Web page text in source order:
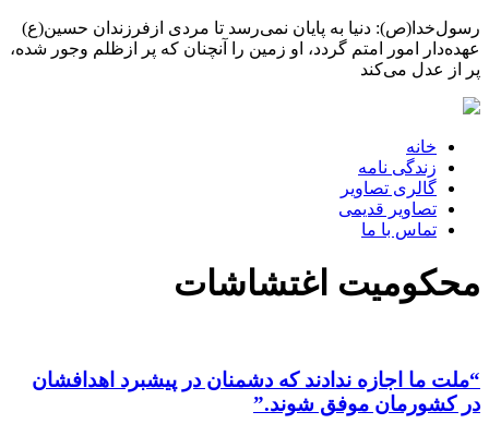
رسول‌خدا(ص): دنیا به پایان نمی‌رسد تا مردی ازفرزندان حسین(ع)
عهده‌دار امور امتم گردد، او زمین را آنچنان که پر ازظلم وجور شده،
پر از عدل می‌کند
خانه
زندگی نامه
گالری تصاویر
تصاویر قدیمی
تماس با ما
محکومیت اغتشاشات
“ملت ما اجازه ندادند که دشمنان در پیشبرد اهدافشان
در کشورمان موفق شوند.”